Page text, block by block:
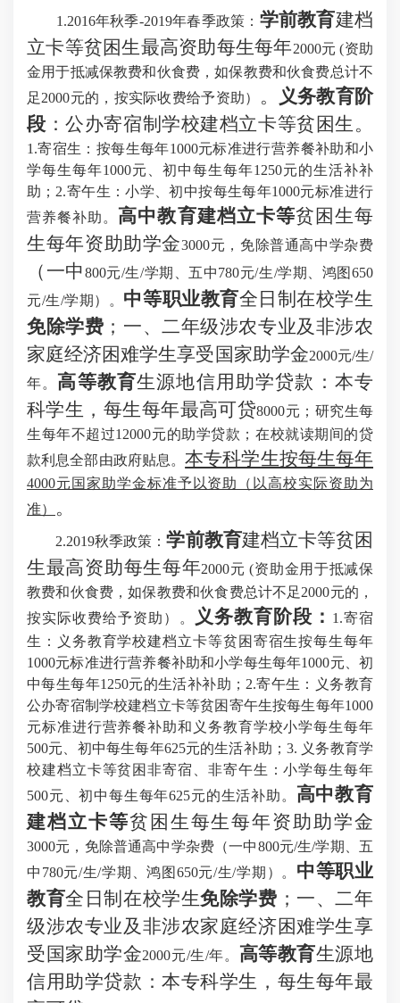
1.2016年秋季-2019年春季政策： 学前教育建档
立卡等贫困生最高资助每生每年2000元 (资助
金用于抵减保教费和伙食费，如保教费和伙食费总计不
足2000元的，按实际收费给予资助）
。
义务教育阶
段 ：公办寄宿制学校建档立卡等贫困生。
1.寄宿生：按每生每年1000元标准进行营养餐补助和小
学每生每年1000元、初中每生每年1250元的生活补补
助；2.寄午生：小学、初中按每生每年1000元标准进行
营养餐补助。 高中教育建档立卡等贫困生每
生每年资助助学金3000元，免除普通高中学杂费
（一中800元/生/学期、五中780元/生/学期、鸿图650
元/生/学期）。 中等职业教育全日制在校学生
免除学费 ；一、二年级涉农专业及非涉农
家庭经济困难学生享受国家助学金2000元/生/
年。 高等教育生源地信用助学贷款：本专
科学生，每生每年最高可贷8000元；研究生每
生每年不超过12000元的助学贷款；在校就读期间的贷
款利息全部由政府贴息。本专科学生按每生每年
4000元国家助学金标准予以资助（以高校实际资助为
准）
。
2.2019秋季政策：学前教育建档立卡等贫困
生最高资助每生每年2000元 (资助金用于抵减保
教费和伙食费，如保教费和伙食费总计不足2000元的，
按实际收费给予资助）。
义务教育阶段： 1.寄宿
生：义务教育学校建档立卡等贫困寄宿生按每生每年
1000元标准进行营养餐补助和小学每生每年1000元、初
中每生每年1250元的生活补补助；2.寄午生：义务教育
公办寄宿制学校建档立卡等贫困寄午生按每生每年1000
元标准进行营养餐补助和义务教育学校小学每生每年
500元、初中每生每年625元的生活补助；3. 义务教育学
校建档立卡等贫困非寄宿、非寄午生：小学每生每年
500元、初中每生每年625元的生活补助。 高中教育
建档立卡等贫困生每生每年资助助学金
3000元，免除普通高中学杂费（一中800元/生/学期、五
中780元/生/学期、鸿图650元/生/学期）。 中等职业
教育全日制在校学生免除学费 ；一、二年
级涉农专业及非涉农家庭经济困难学生享
受国家助学金2000元/生/年。 高等教育生源地
信用助学贷款：本专科学生，每生每年最